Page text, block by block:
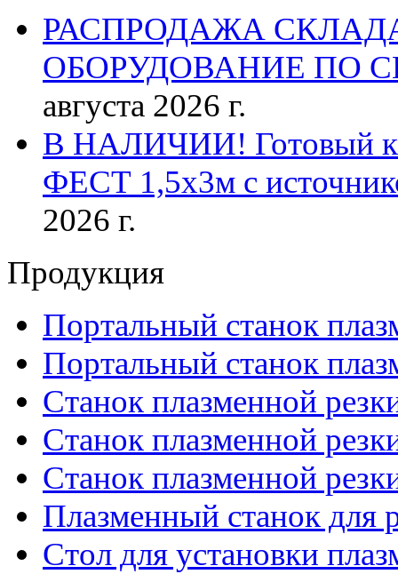
РАСПРОДАЖА
ОБОРУДОВАНИЕ ПО
августа 2026 г.
В НАЛИЧИИ! Готовый к
ФЕСТ 1,5х3м с
2026 г.
Продукция
Портальный станок
Портальный станок
Станок плазменной
Станок плазменной
Станок плазменной
Плазменный станок для
Стол для установки